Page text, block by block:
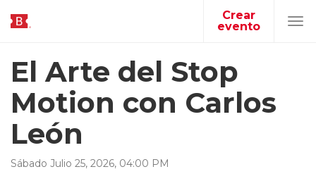
Crear
evento
El Arte del Stop
Motion con Carlos
León
Sábado Julio 25, 2026, 04:00 PM